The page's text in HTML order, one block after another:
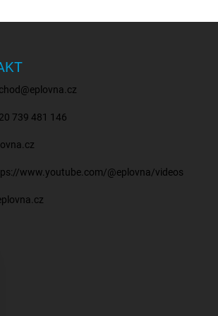
@eplovna.cz
739 481 146
www.youtube.com/@eplovna/videos